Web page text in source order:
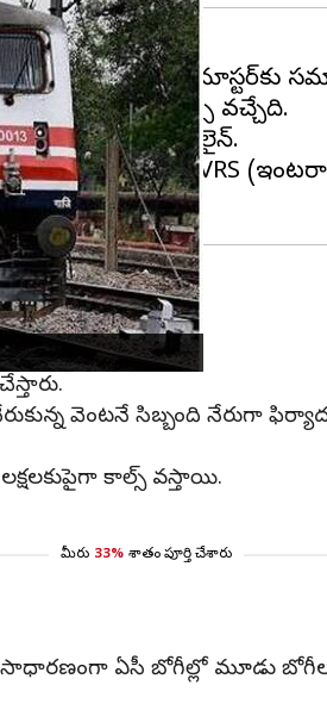
తరువాత వచ్చే స్టేషన్‌ మాస్టర్‌కు
ఫోన్‌ చేయాల్సి వచ్చేది.
ఉంది. 139 హెల్ప్‌లైన్‌.
నచ్చిన భాషలో IVRS
వెంటనే సిబ్బంది నేరుగా
కాల్స్‌ వస్తాయి.
మీరు 33% శాతం పూర్తి చేశారు
ఏసీ బోగీల్లో మూడు